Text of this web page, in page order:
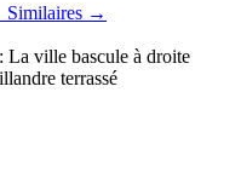
Similaires →